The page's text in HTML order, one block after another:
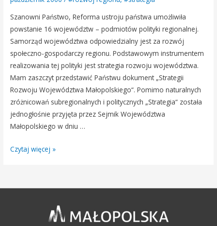
Szanowni Państwo, Reforma ustroju państwa umożliwiła
powstanie 16 województw – podmiotów polityki regionalnej.
Samorząd województwa odpowiedzialny jest za rozwój
społeczno-gospodarczy regionu. Podstawowym instrumentem
realizowania tej polityki jest strategia rozwoju województwa.
Mam zaszczyt przedstawić Państwu dokument „Strategii
Rozwoju Województwa Małopolskiego“. Pomimo naturalnych
zróżnicowań subregionalnych i politycznych „Strategia“ została
jednogłośnie przyjęta przez Sejmik Województwa
Małopolskiego w dniu …
Strategia
Czytaj więcej »